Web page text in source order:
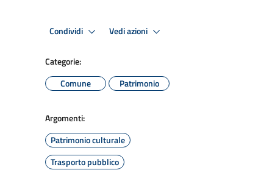
Condividi Vedi azioni
Categorie:
Comune
Patrimonio
Argomenti:
Patrimonio culturale
Trasporto pubblico